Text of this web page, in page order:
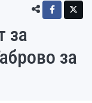
за
за